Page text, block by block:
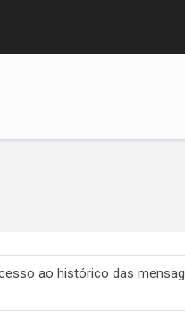
ao histórico das